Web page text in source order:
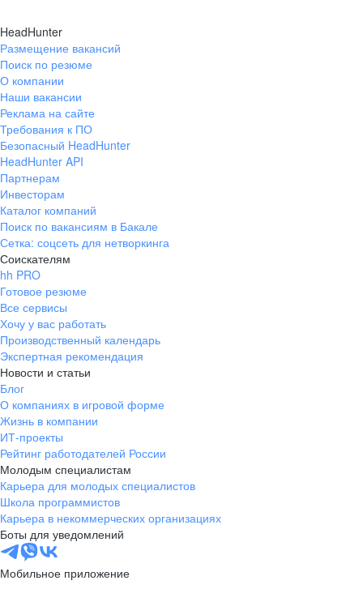
HeadHunter
Размещение вакансий
Поиск по резюме
О компании
Наши вакансии
Реклама на сайте
Требования к ПО
Безопасный HeadHunter
HeadHunter API
Партнерам
Инвесторам
Каталог компаний
Поиск по вакансиям в Бакале
Сетка: соцсеть для нетворкинга
Соискателям
hh PRO
Готовое резюме
Все сервисы
Хочу у вас работать
Производственный календарь
Экспертная рекомендация
Новости и статьи
Блог
О компаниях в игровой форме
Жизнь в компании
ИТ-проекты
Рейтинг работодателей России
Молодым специалистам
Карьера для молодых специалистов
Школа программистов
Карьера в некоммерческих организациях
Боты для уведомлений
Мобильное приложение